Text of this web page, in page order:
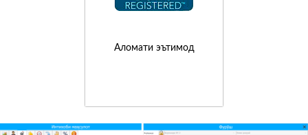
Аломати эътимод